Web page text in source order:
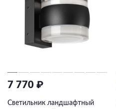
7 770 ₽
Светильник ландшафтный